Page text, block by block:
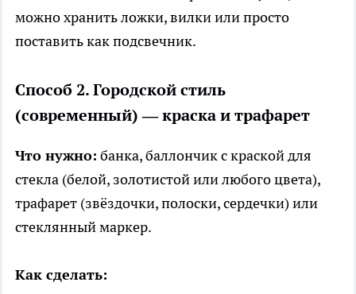
можно хранить ложки, вилки или просто
поставить как подсвечник.
Способ 2. Городской стиль
(современный) — краска и трафарет
Что нужно: банка, баллончик с краской для
стекла (белой, золотистой или любого цвета),
трафарет (звёздочки, полоски, сердечки) или
стеклянный маркер.
Как сделать: